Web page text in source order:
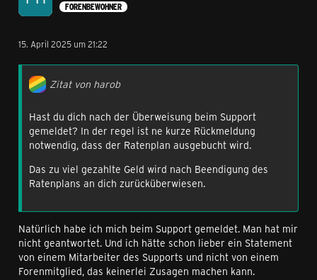
FORENBEWOHNER
15. April 2025 um 21:22
Zitat von harob
Hast du dich nach der Überweisung beim Support
gemeldet? In der regel ist ne kurze Rückmeldung
notwendig, dass der Ratenplan ausgebucht wird.
Das zu viel gezahlte Geld wird nach Beendigung des
Ratenplans an dich zurücküberwiesen.
Natürlich habe ich mich beim Support gemeldet. Man hat mir
nicht geantwortet. Und ich hätte schon lieber ein Statement
von einem Mitarbeiter des Supports und nicht von einem
Forenmitglied, das keinerlei Zusagen machen kann.